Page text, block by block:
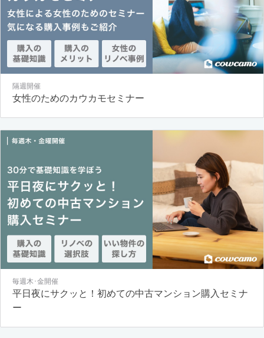
隔週開催
女性のためのカウカモセミナー
毎週木･金開催
平日夜にサクッと！初めての中古マンション購入セミナ
ー